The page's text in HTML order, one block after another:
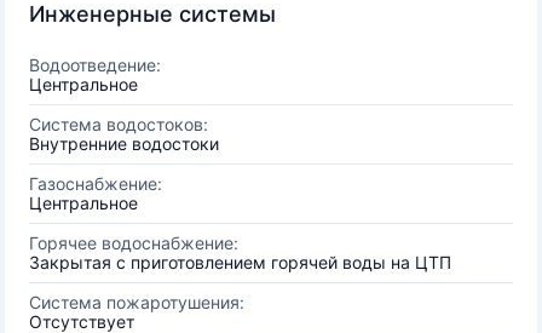
Инженерные системы
Водоотведение:
Центральное
Система водостоков:
Внутренние водостоки
Газоснабжение:
Центральное
Горячее водоснабжение:
Закрытая с приготовлением горячей воды на ЦТП
Система пожаротушения:
Отсутствует